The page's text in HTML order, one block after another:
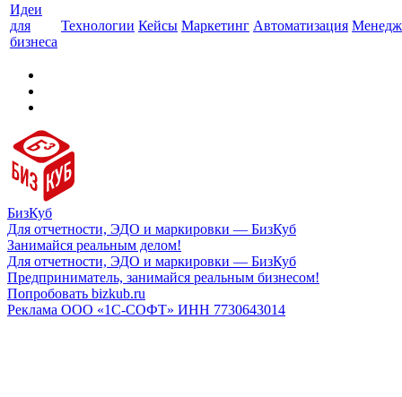
Идеи
для
бизнеса
Технологии Кейсы Маркетинг Автоматизация
БизКуб
Для отчетности, ЭДО и маркировки — БизКуб
Занимайся реальным делом!
Для отчетности, ЭДО и маркировки — БизКуб
Предприниматель, занимайся реальным бизнесом!
Попробовать bizkub.ru
Реклама ООО «1С-СОФТ» ИНН 7730643014